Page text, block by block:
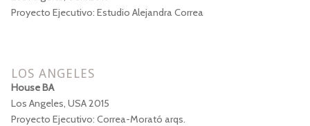
Proyecto Ejecutivo: Estudio Alejandra Correa
LOS ANGELES
House BA
Los Angeles, USA 2015
Proyecto Ejecutivo: Correa-Morató arqs.